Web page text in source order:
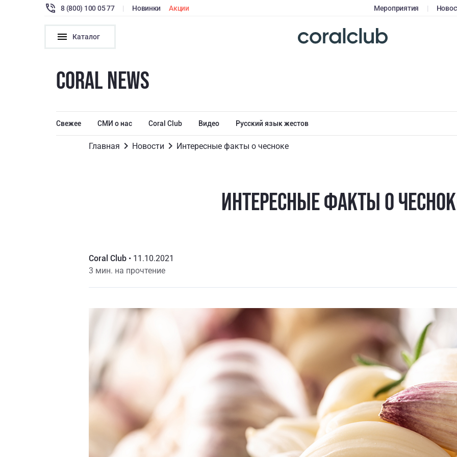
8 (800) 100 05 77 | Новинки Акции Мероприятия |
Каталог
CORAL NEWS
Свежее СМИ о нас Coral Club Видео Русский язык жестов
Главная Новости Интересные факты о чесноке
ИНТЕРЕСНЫЕ ФАКТЫ О
Coral Club • 11.10.2021
3 мин. на прочтение